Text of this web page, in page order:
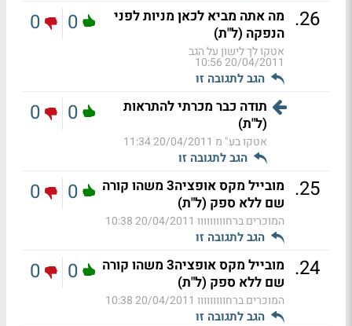
26
. מה אתה מביא לכאן מניות לפני
הנפקה (ל"ת)
אטקו לך לישון על הגב
20/04/2011 10:56
הגב לתגובה זו
0
0
תודה כבר מכרתי להתראות
(ל"ת)
אטקו בע" מ 20/04/2011 11:34
הגב לתגובה זו
0
0
25
.
מובייל מקס אופציה3 משהו קורה
שם ללא ספק (ל"ת)
המוכרים ברחווווווווו 20/04/2011 10:38
הגב לתגובה זו
0
0
24
.
מובייל מקס אופציה3 משהו קורה
שם ללא ספק (ל"ת)
המוכרים ברחווווווווו 20/04/2011 10:38
הגב לתגובה זו
0
0